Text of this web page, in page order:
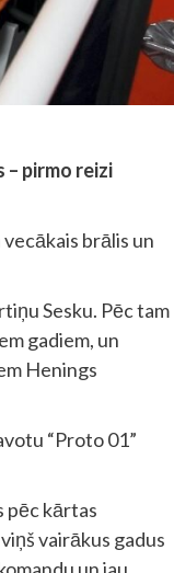
– pirmo reizi
brālis un
Sesku. Pēc tam
gadiem, un
Henings
“Proto 01”
pēc kārtas
vairākus gadus